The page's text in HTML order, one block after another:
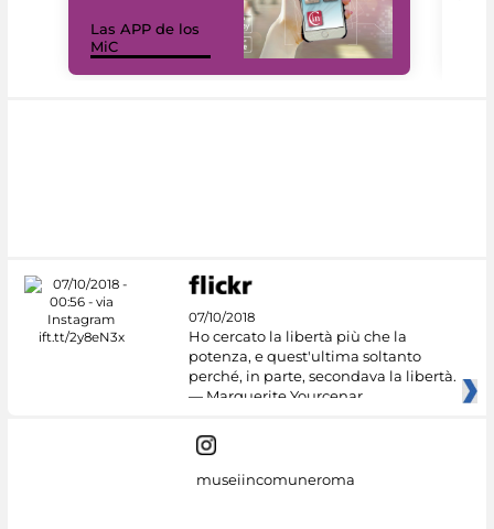
Las APP de los
MiC
07/10/2018
Ho cercato la libertà più che la
potenza, e quest'ultima soltanto
perché, in parte, secondava la libertà.
— Marguerite Yourcenar
museiincomuneroma